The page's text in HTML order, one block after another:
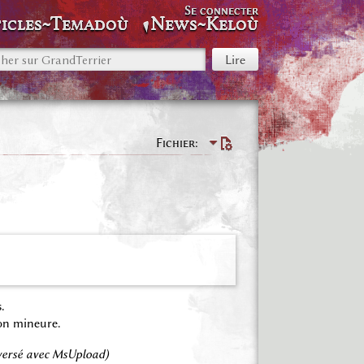
News~Keloù
Se connecter
Fichier
mineure.
avec MsUpload